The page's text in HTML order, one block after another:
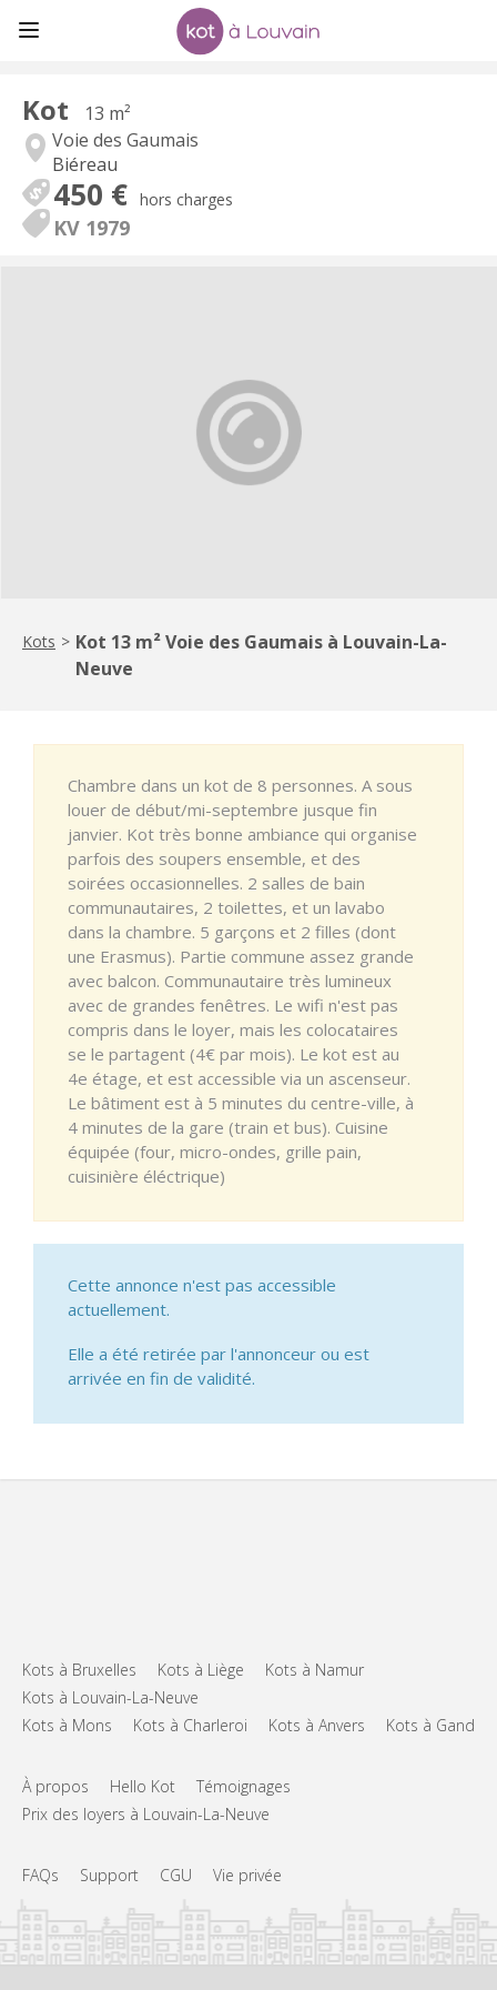
Kot
13 m²
Voie des Gaumais
Biéreau
450 € hors charges
KV 1979
Kots > Kot 13 m² Voie des Gaumais à Louvain-La-
Neuve
Chambre dans un kot de 8 personnes. A sous
louer de début/mi-septembre jusque fin
janvier. Kot très bonne ambiance qui organise
parfois des soupers ensemble, et des
soirées occasionnelles. 2 salles de bain
communautaires, 2 toilettes, et un lavabo
dans la chambre. 5 garçons et 2 filles (dont
une Erasmus). Partie commune assez grande
avec balcon. Communautaire très lumineux
avec de grandes fenêtres. Le wifi n'est pas
compris dans le loyer, mais les colocataires
se le partagent (4€ par mois). Le kot est au
4e étage, et est accessible via un ascenseur.
Le bâtiment est à 5 minutes du centre-ville, à
4 minutes de la gare (train et bus). Cuisine
équipée (four, micro-ondes, grille pain,
cuisinière éléctrique)
Cette annonce n'est pas accessible
actuellement.
Elle a été retirée par l'annonceur ou est
arrivée en fin de validité.
Kots à Bruxelles Kots à Liège
Kots à Namur
Kots à Louvain-La-Neuve
Kots à Mons
Kots à Charleroi Kots à Anvers Kots à Gand
À propos Hello Kot
Témoignages
Prix des loyers à Louvain-La-Neuve
FAQs Support CGU Vie privée